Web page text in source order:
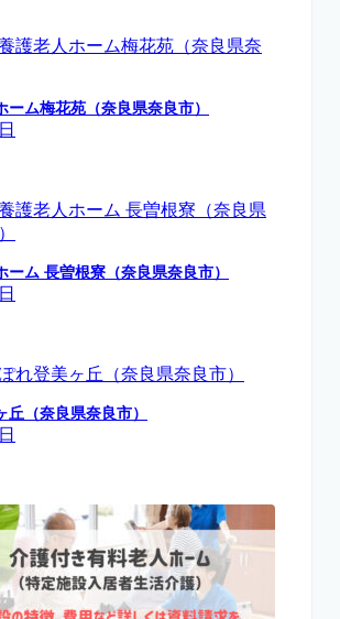
ーム梅花苑（奈良県奈良市）
ーム 長曽根寮（奈良県奈良市）
丘（奈良県奈良市）